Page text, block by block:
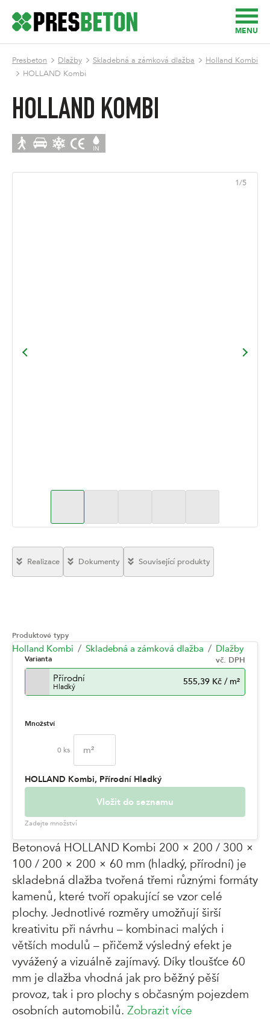
MENU
Presbeton Dlažby Skladebná a zámková dlažba
Holland Kombi
HOLLAND Kombi
1/5
HOLLAND KOMBI
Produktové typy
Holland Kombi Skladebná a zámková dlažba Dlažby
Varianta vč. DPH
Přírodní
Hladký 555,39 Kč / m²
Množství
0 ks m²
HOLLAND Kombi, Přírodní Hladký
Vložit do seznamu
Zadejte množství
Betonová HOLLAND Kombi 200 × 200 / 300 ×
100 / 200 × 200 × 60 mm (hladký, přírodní) je
skladebná dlažba tvořená třemi různými formáty
kamenů, které tvoří opakující se vzor celé
plochy. Jednotlivé rozměry umožňují širší
kreativitu při návrhu – kombinaci malých i
větších modulů – přičemž výsledný efekt je
vyvážený a vizuálně zajímavý. Díky tloušťce 60
mm je dlažba vhodná jak pro běžný pěší
provoz, tak i pro plochy s občasným pojezdem
osobních automobilů. Zobrazit více
Realizace Dokumenty Související produkty